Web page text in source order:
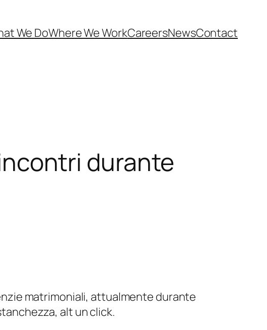
We DoWhere We WorkCareersNewsContact
durante
matrimoniali, attualmente durante
alt un click.